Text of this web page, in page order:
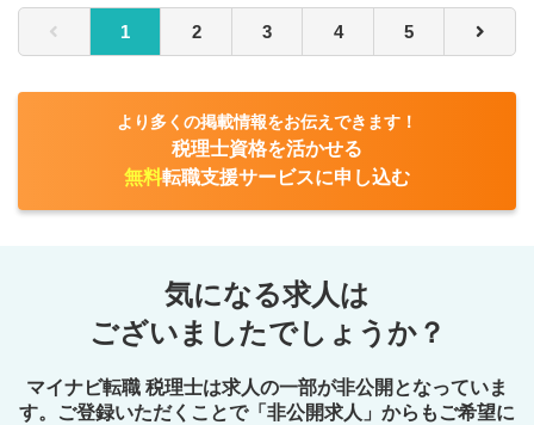
経験値や業務習熟度合いに応じて、以下の業務に挑戦して
頂き、幅広い経理・財務・内部統制の経験を積むことが可
■外部/内部監査対応、J-SOX対応、内部統制の強化
■グローバルタックスマネジメント、税務コンプライアンス
■ESG観点を含むIPOに向けた開示書類作成
年収500万円以上 東京都 関東
1 2 3 4 5
より多くの掲載情報をお伝えできます！
税理士資格を活かせる
無料転職支援サービスに申し込む
気になる求人は
ございましたでしょうか？
マイナビ転職 税理士は求人の一部が非公開となっていま
す。ご登録いただくことで「非公開求人」からもご希望に